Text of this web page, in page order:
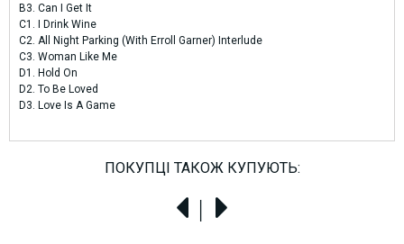
B3. Can I Get It
C1. I Drink Wine
C2. All Night Parking (With Erroll Garner) Interlude
C3. Woman Like Me
D1. Hold On
D2. To Be Loved
D3. Love Is A Game
ПОКУПЦІ ТАКОЖ КУПУЮТЬ: